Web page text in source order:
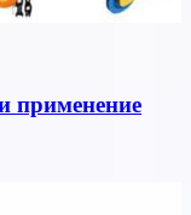
применение